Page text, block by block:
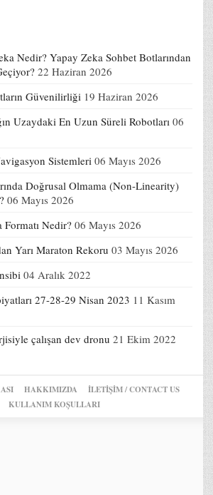
Nedir? Yapay Zeka Sohbet Botlarından
22 Haziran 2026
Güvenilirliği 19 Haziran 2026
Uzaydaki En Uzun Süreli Robotları 06
Sistemleri 06 Mayıs 2026
Doğrusal Olmama (Non-Linearity)
06 Mayıs 2026
Formatı Nedir? 06 Mayıs 2026
Yarı Maraton Rekoru 03 Mayıs 2026
04 Aralık 2022
27-28-29 Nisan 2023 11 Kasım
çalışan dev dronu 21 Ekim 2022
HAKKIMIZDA
İLETİŞİM / CONTACT US
KULLANIM KOŞULLARI